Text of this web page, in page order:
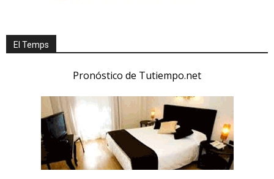
El Temps
Pronóstico de Tutiempo.net